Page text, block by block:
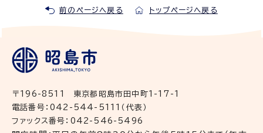
前のページへ戻る トップページへ戻る
〒196-8511 東京都昭島市田中町1-17-1
電話番号：042-544-5111（代表）
ファックス番号：042-546-5496